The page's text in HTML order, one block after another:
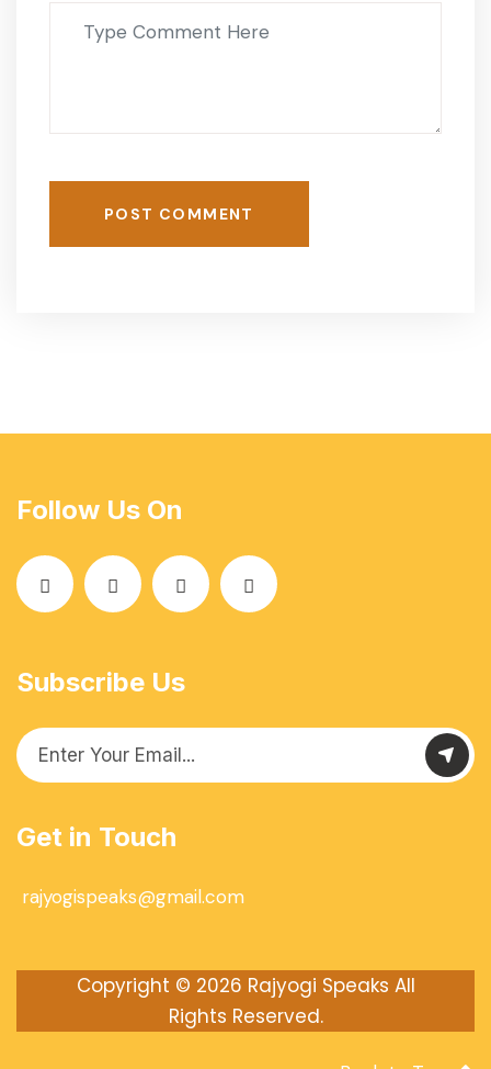
POST COMMENT
Follow Us On
Subscribe Us
Get in Touch
rajyogispeaks@gmail.com
Copyright © 2026 Rajyogi Speaks All
Rights Reserved.